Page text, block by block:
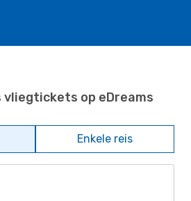
vliegtickets op eDreams
Enkele reis